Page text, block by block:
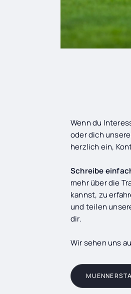
Wenn du
oder dich
herzlich ein,
Schreibe
mehr über die
kannst, zu
und teilen
dir.
Wir sehen uns